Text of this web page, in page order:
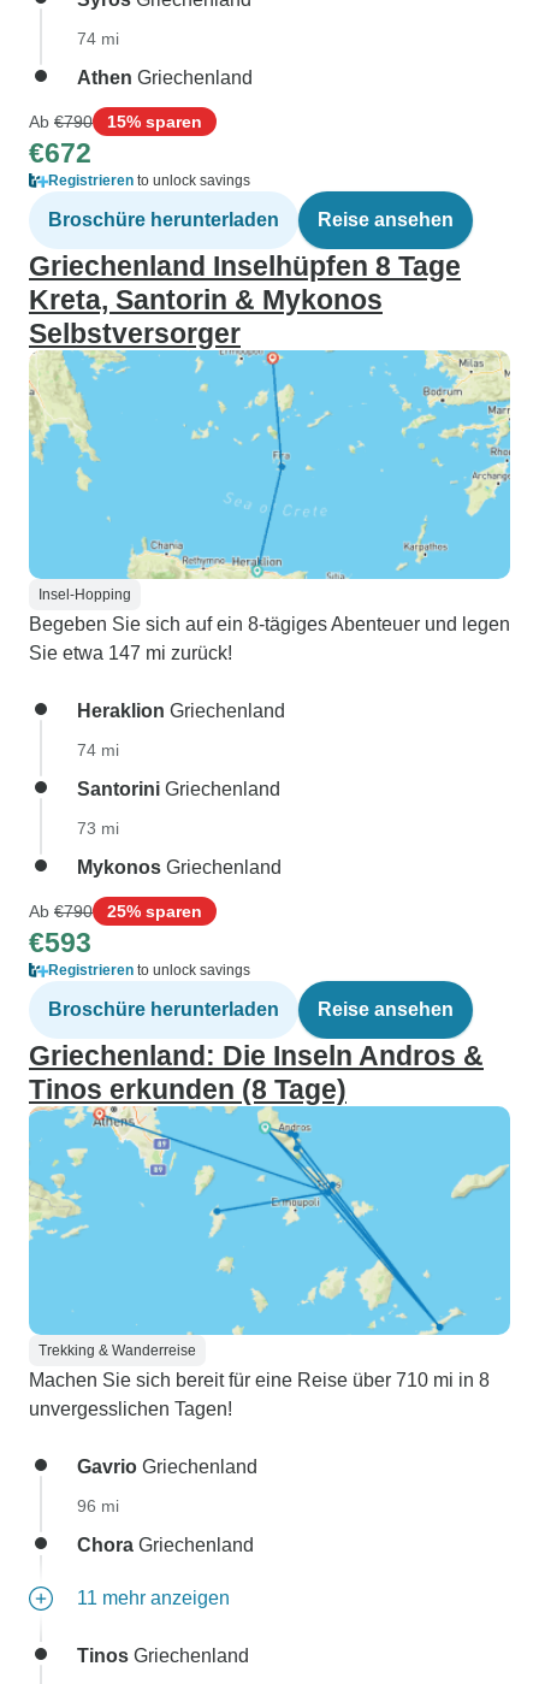
74 mi
Athen Griechenland
Ab €790 15% sparen
€672
Registrieren to unlock savings
Broschüre herunterladen Reise ansehen
Griechenland Inselhüpfen 8 Tage
Kreta, Santorin & Mykonos
Selbstversorger
Insel-Hopping
Begeben Sie sich auf ein 8-tägiges Abenteuer und legen
Sie etwa 147 mi zurück!
Heraklion Griechenland
74 mi
Santorini Griechenland
73 mi
Mykonos Griechenland
Ab €790 25% sparen
€593
Registrieren to unlock savings
Broschüre herunterladen Reise ansehen
Griechenland: Die Inseln Andros &
Tinos erkunden (8 Tage)
Trekking & Wanderreise
Machen Sie sich bereit für eine Reise über 710 mi in 8
unvergesslichen Tagen!
Gavrio Griechenland
96 mi
Chora Griechenland
11 mehr anzeigen
Tinos Griechenland